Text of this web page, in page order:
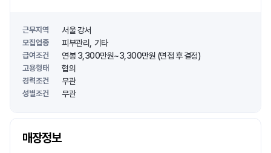
근무지역 서울 강서
모집업종 피부관리 기타
급여조건 연봉 3,300만원~3,300만원 (면접 후 결정)
고용형태 협의
경력조건 무관
성별조건 무관
매장정보